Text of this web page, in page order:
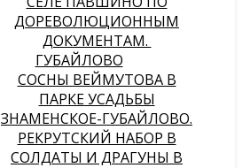
ДОРЕВОЛЮЦИОННЫМ
ДОКУМЕНТАМ.
ГУБАЙЛОВО
СОСНЫ ВЕЙМУТОВА В
ПАРКЕ УСАДЬБЫ
ЗНАМЕНСКОЕ-ГУБАЙЛОВО.
РЕКРУТСКИЙ НАБОР В
СОЛДАТЫ И ДРАГУНЫ В